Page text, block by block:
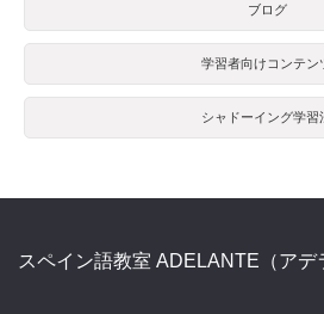
ブログ
学習者向けコンテン
シャドーイング学習
スペイン語教室 ADELANTE（アデ